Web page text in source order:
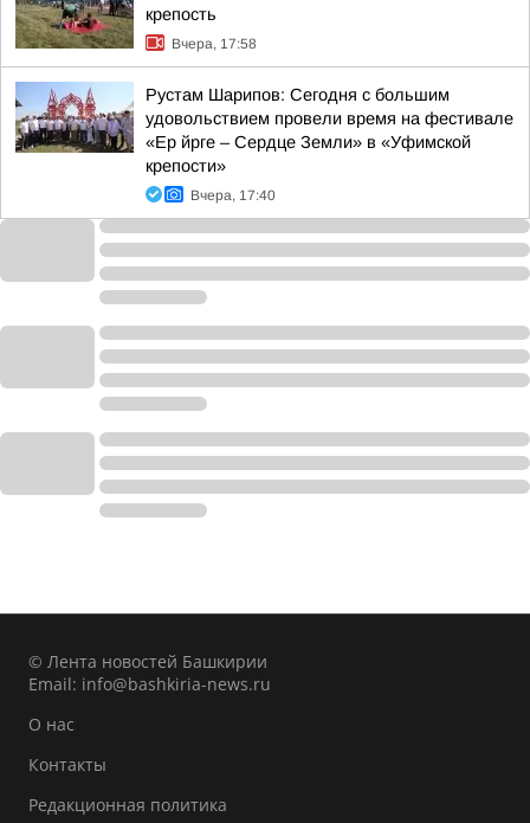
крепость
Вчера, 17:58
Рустам Шарипов: Сегодня с большим
удовольствием провели время на фестивале
«Ер йрге – Сердце Земли» в «Уфимской
крепости»
Вчера, 17:40
© Лента новостей Башкирии
Email: info@bashkiria-news.ru
О нас
Контакты
Редакционная политика